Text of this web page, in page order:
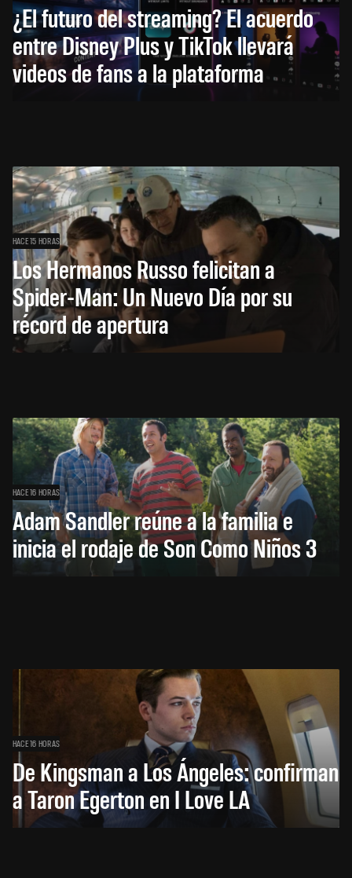
¿El futuro del streaming? El acuerdo
entre Disney Plus y TikTok llevará
videos de fans a la plataforma
HACE 15 HORAS
Los Hermanos Russo felicitan a
Spider-Man: Un Nuevo Día por su
récord de apertura
HACE 16 HORAS
Adam Sandler reúne a la familia e
inicia el rodaje de Son Como Niños 3
HACE 16 HORAS
De Kingsman a Los Ángeles: confirman
a Taron Egerton en I Love LA